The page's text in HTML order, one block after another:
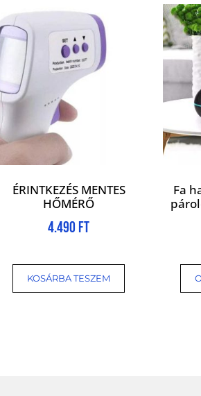
ÉRINTKEZÉS MENTES
HŐMÉRŐ
4.490 Ft
KOSÁRBA TESZEM
Fa